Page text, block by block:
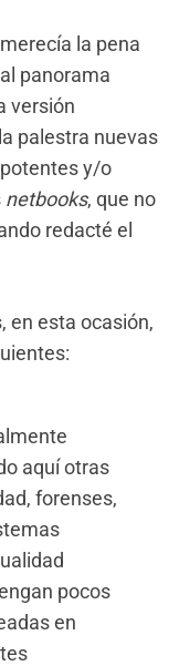
la pena
panorama
versión
palestra nuevas
y/o
netbooks, que no
redacté el
en esta ocasión,
aquí otras
forenses,
pocos
en